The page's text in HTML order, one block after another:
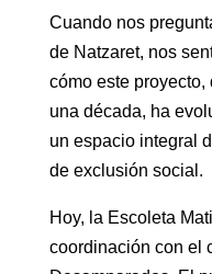
Cuando nos
de Natzaret, nos
cómo este
una década, ha
un espacio integral
de exclusión social.
Hoy, la Escoleta
coordinación con el